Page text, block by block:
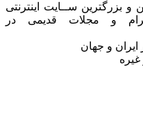
و بزرگترین ســایت اینترنتی
و مجلات قدیمی در
ایران و جهان
غیره